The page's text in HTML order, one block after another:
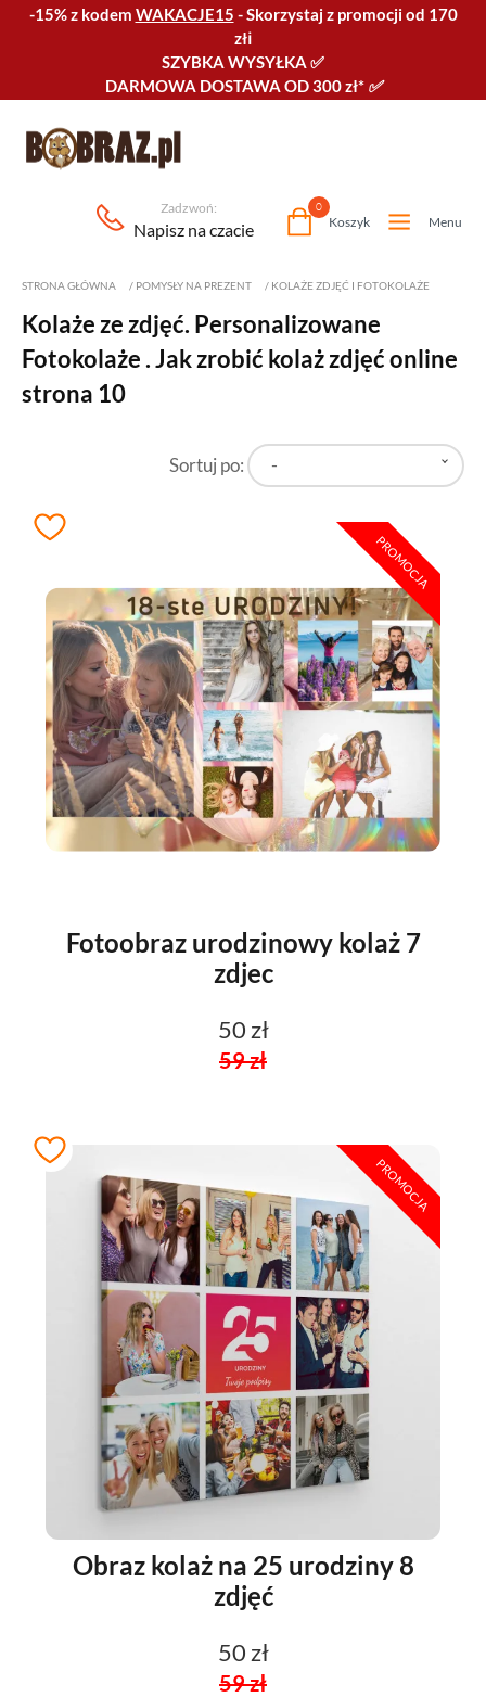
-15% z kodem WAKACJE15 -Skorzystaj z promocji od 170
złℹ️
SZYBKA WYSYŁKA ✅
DARMOWA DOSTAWA OD 300 zł* ✅
Zadzwoń:
Napisz na czacie Koszyk
0
Menu
STRONA GŁÓWNA / POMYSŁY NA PREZENT / KOLAŻE ZDJĘĆ I FOTOKOLAŻE
Kolaże ze zdjęć. Personalizowane
Fotokolaże . Jak zrobić kolaż zdjęć online
strona 10
Sortuj po: -
PROMOCJA
Fotoobraz urodzinowy kolaż 7
zdjec
50 zł
59 zł
PROMOCJA
Obraz kolaż na 25 urodziny 8
zdjęć
50 zł
59 zł